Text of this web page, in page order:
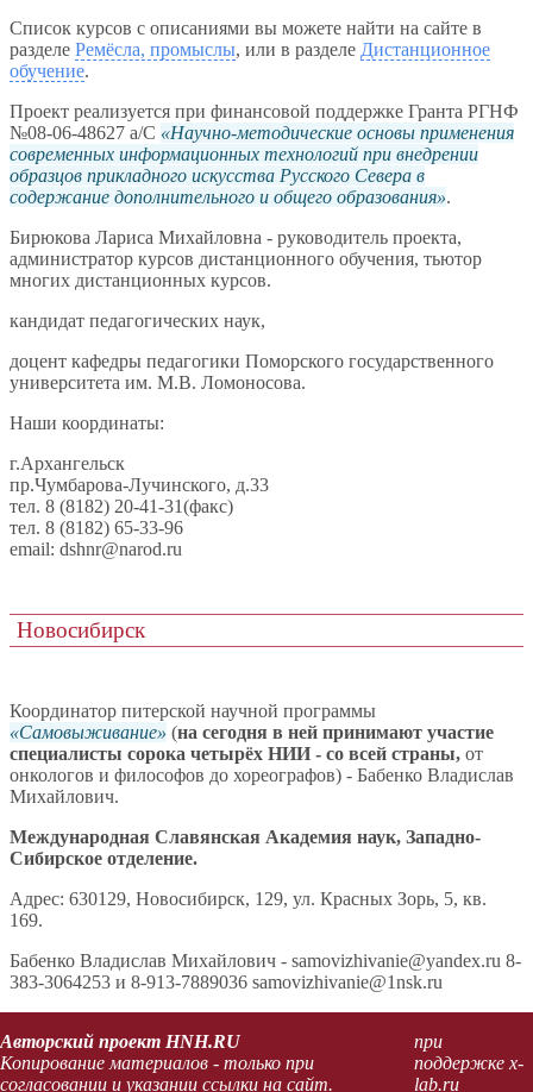
Список курсов с описаниями вы можете найти на сайте в
разделе Ремёсла, промыслы, или в разделе Дистанционное
обучение.
Проект реализуется при финансовой поддержке Гранта РГНФ
№08-06-48627 а/С
Научно-методические основы применения
современных информационных технологий при внедрении
образцов прикладного искусства Русского Севера в
содержание дополнительного и общего образования .
Бирюкова Лариса Михайловна - руководитель проекта,
администратор курсов дистанционного обучения, тьютор
многих дистанционных курсов.
кандидат педагогических наук,
доцент кафедры педагогики Поморского государственного
университета им. М.В. Ломоносова.
Наши координаты:
г.Архангельск
пр.Чумбарова-Лучинского, д.33
тел. 8 (8182) 20-41-31(факс)
тел. 8 (8182) 65-33-96
email: dshnr@narod.ru
Новосибирск
Координатор питерской научной программы
Самовыживание
(на сегодня в ней принимают участие
специалисты сорока четырёх НИИ - со всей страны, от
онкологов и философов до хореографов) - Бабенко Владислав
Михайлович.
Международная Славянская Академия наук, Западно-
Сибирское отделение.
Адрес: 630129, Новосибирск, 129, ул. Красных Зорь, 5, кв.
169.
Бабенко Владислав Михайлович - samovizhivanie@yandex.ru 8-
383-3064253 и 8-913-7889036 samovizhivanie@1nsk.ru
Авторский проект HNH.RU
Копирование материалов - только при
согласовании и указании ссылки на сайт.
при
поддержке x-
lab.ru